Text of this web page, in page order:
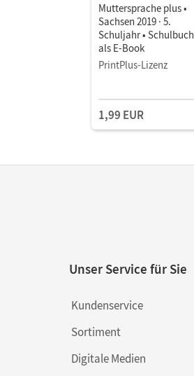
Muttersprache plus •
Sachsen 2019 · 5.
Schuljahr • Schulbuch
als E-Book
PrintPlus-Lizenz
1,99 EUR
Unser Service für Sie
Kundenservice
Sortiment
Digitale Medien